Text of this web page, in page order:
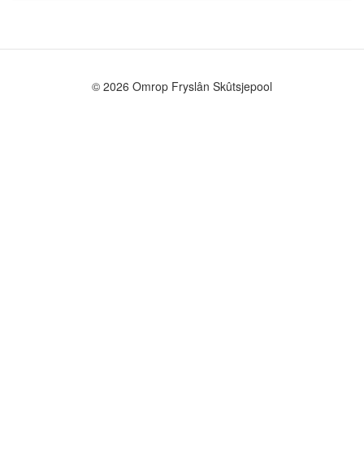
© 2026 Omrop Fryslân Skûtsjepool